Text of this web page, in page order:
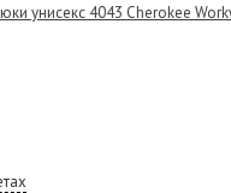
унисекс 4043 Cherokee